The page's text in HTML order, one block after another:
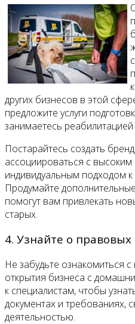
других бизнесов в этой
предложите услуги
занимаетесь
Постарайтесь создать
ассоциироваться с высоким
индивидуальным подходом к
Продумайте
помогут вам привлекать
старых.
4. Узнайте о правовых
Не забудьте ознакомиться
открытия бизнеса с
к специалистам, чтобы
документах и требованиях,
деятельностью.